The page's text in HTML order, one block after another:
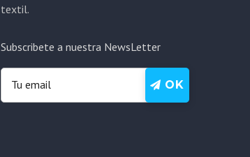
textil.
Subscribete a nuestra NewsLetter
OK